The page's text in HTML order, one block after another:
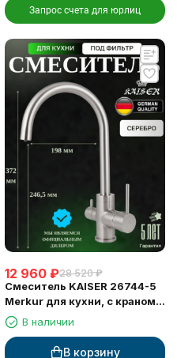
Запрос счета для юрлиц
12 960 ₽28 520 ₽
Смеситель KAISER 26744-5
Merkur для кухни, с краном
для питьевой воды, серебро
В наличии
В корзину